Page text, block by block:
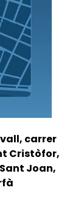
carrer
Cristòfor,
Joan,